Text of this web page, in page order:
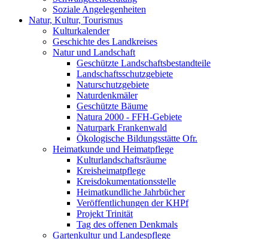
Soziale Angelegenheiten
Natur, Kultur, Tourismus
Kulturkalender
Geschichte des Landkreises
Natur und Landschaft
Geschützte Landschaftsbestandteile
Landschaftsschutzgebiete
Naturschutzgebiete
Naturdenkmäler
Geschützte Bäume
Natura 2000 - FFH-Gebiete
Naturpark Frankenwald
Ökologische Bildungsstätte Ofr.
Heimatkunde und Heimatpflege
Kulturlandschaftsräume
Kreisheimatpflege
Kreisdokumentationsstelle
Heimatkundliche Jahrbücher
Veröffentlichungen der KHPf
Projekt Trinität
Tag des offenen Denkmals
Gartenkultur und Landespflege